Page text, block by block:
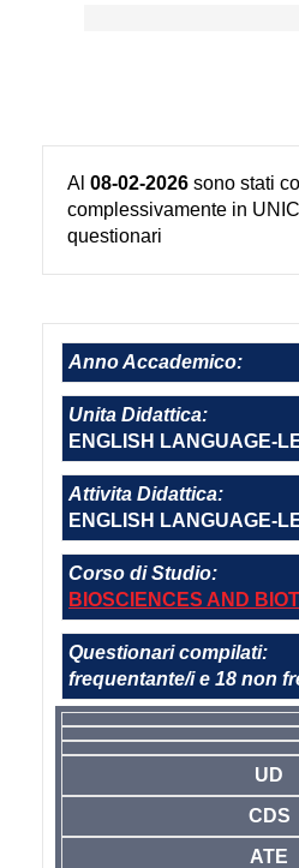
Al 08-02-2026 sono stati
complessivamente in
questionari
Anno Accademico:
Unita Didattica:
ENGLISH LANGUAGE-
Attivita Didattica:
ENGLISH LANGUAGE-
Corso di Studio:
BIOSCIENCES AND
Questionari compilati:
frequentante/i e 18 non
UD
CDS
ATE